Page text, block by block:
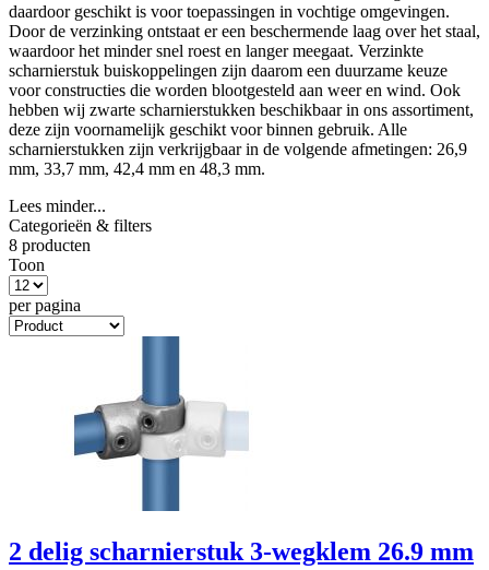
daardoor geschikt is voor toepassingen in vochtige omgevingen.
Door de verzinking ontstaat er een beschermende laag over het staal,
waardoor het minder snel roest en langer meegaat. Verzinkte
scharnierstuk buiskoppelingen zijn daarom een duurzame keuze
voor constructies die worden blootgesteld aan weer en wind. Ook
hebben wij zwarte scharnierstukken beschikbaar in ons assortiment,
deze zijn voornamelijk geschikt voor binnen gebruik. Alle
scharnierstukken zijn verkrijgbaar in de volgende afmetingen: 26,9
mm, 33,7 mm, 42,4 mm en 48,3 mm.
Lees minder...
Categorieën & filters
8 producten
Toon
per pagina
2 delig scharnierstuk 3-wegklem 26.9 mm